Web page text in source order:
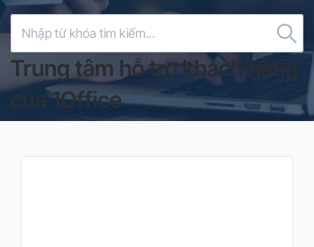
Trung tâm hỗ trợ khách hàng
của 1Office